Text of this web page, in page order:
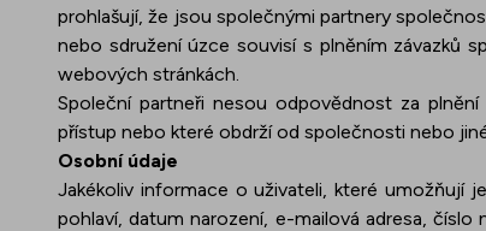
prohlašují, že jsou společnými partnery
nebo sdružení úzce souvisí s plněním závazků
webových stránkách.
Společní partneři nesou odpovědnost za
přístup nebo které obdrží od společnosti nebo
Osobní údaje
Jakékoliv informace o uživateli, které umožňují
pohlaví, datum narození, e-mailová adresa,